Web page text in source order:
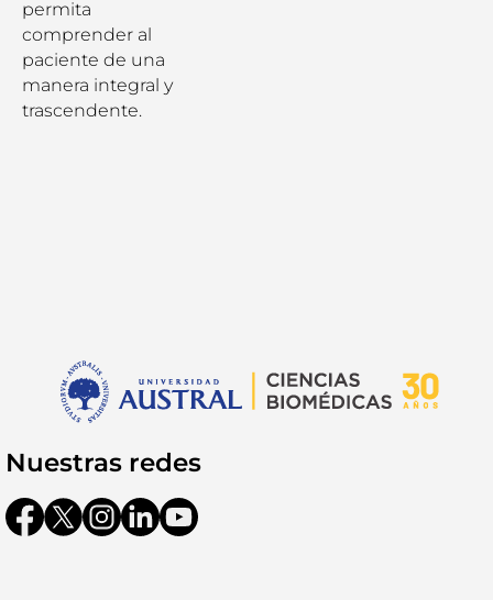
permita
comprender al
paciente de una
manera integral y
trascendente.
Nuestras redes